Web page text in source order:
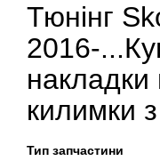
Тюнінг
2016-
накладки
килимки
Тип запчастини